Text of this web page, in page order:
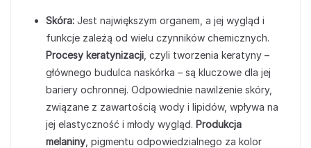
Skóra: Jest największym organem, a jej wygląd i
funkcje zależą od wielu czynników chemicznych.
Procesy keratynizacji , czyli tworzenia keratyny –
głównego budulca naskórka – są kluczowe dla jej
bariery ochronnej. Odpowiednie nawilżenie skóry,
związane z zawartością wody i lipidów, wpływa na
jej elastyczność i młody wygląd. Produkcja
melaniny , pigmentu odpowiedzialnego za kolor